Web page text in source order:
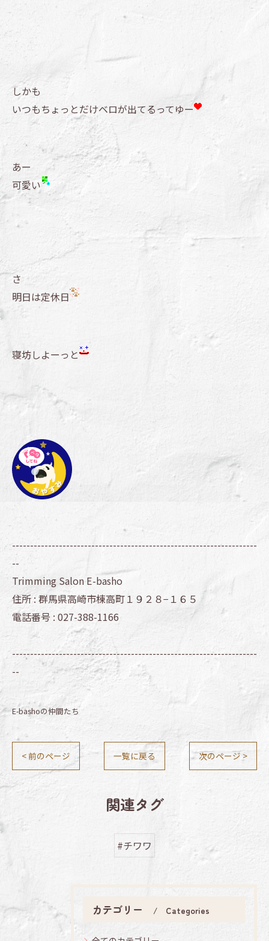
しかも
いつもちょっとだけベロが出てるってゆー
あー
可愛い
さ
明日は定休日
寝坊しよーっと
--------------------------------------------------------------------
--
Trimming Salon E-basho
住所 : 群馬県高崎市棟高町１９２８−１６５
電話番号 : 027-388-1166
--------------------------------------------------------------------
--
E-bashoの仲間たち
< 前のページ 一覧に戻る 次のページ >
関連タグ
#チワワ
カテゴリー Categories